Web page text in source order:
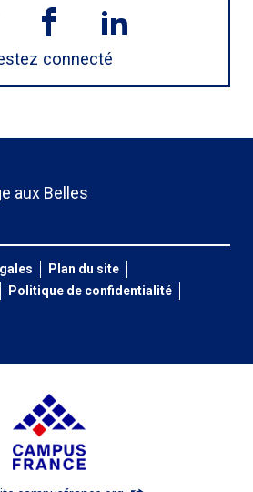
connecté
Plan du site
Politique de confidentialité
aux Belles